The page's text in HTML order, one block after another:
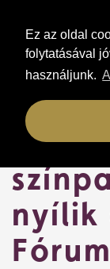
Ez az oldal
folytatásával
használjunk.
Hírek
nyílik